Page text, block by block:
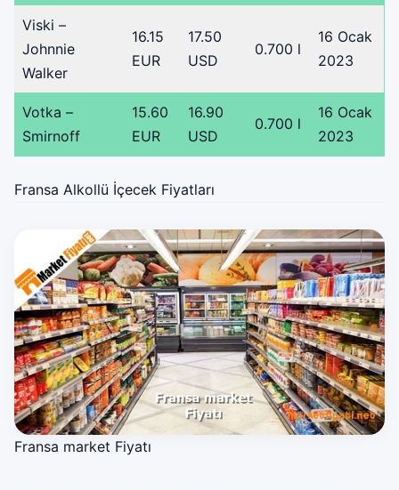
Viski –
Johnnie
Walker
16.15
EUR
17.50
USD
0.700 l
16 Ocak
2023
Votka –
Smirnoff
15.60
EUR
16.90
USD
0.700 l
16 Ocak
2023
Fransa Alkollü İçecek Fiyatları
Fransa market Fiyatı